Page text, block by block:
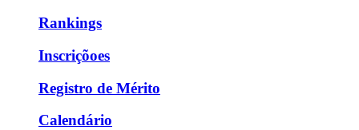
Rankings
Inscriçõoes
Registro de Mérito
Calendário